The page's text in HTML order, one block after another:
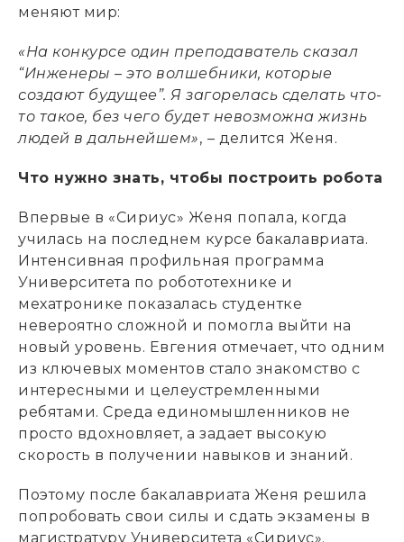
меняют мир:
«На конкурсе один преподаватель сказал
“Инженеры – это волшебники, которые
создают будущее”. Я загорелась сделать что-
то такое, без чего будет невозможна жизнь
людей в дальнейшем», – делится Женя.
Что нужно знать, чтобы построить робота
Впервые в «Сириус» Женя попала, когда
училась на последнем курсе бакалавриата.
Интенсивная профильная программа
Университета по робототехнике и
мехатронике показалась студентке
невероятно сложной и помогла выйти на
новый уровень. Евгения отмечает, что одним
из ключевых моментов стало знакомство с
интересными и целеустремленными
ребятами. Среда единомышленников не
просто вдохновляет, а задает высокую
скорость в получении навыков и знаний.
Поэтому после бакалавриата Женя решила
попробовать свои силы и сдать экзамены в
магистратуру Университета «Сириус».